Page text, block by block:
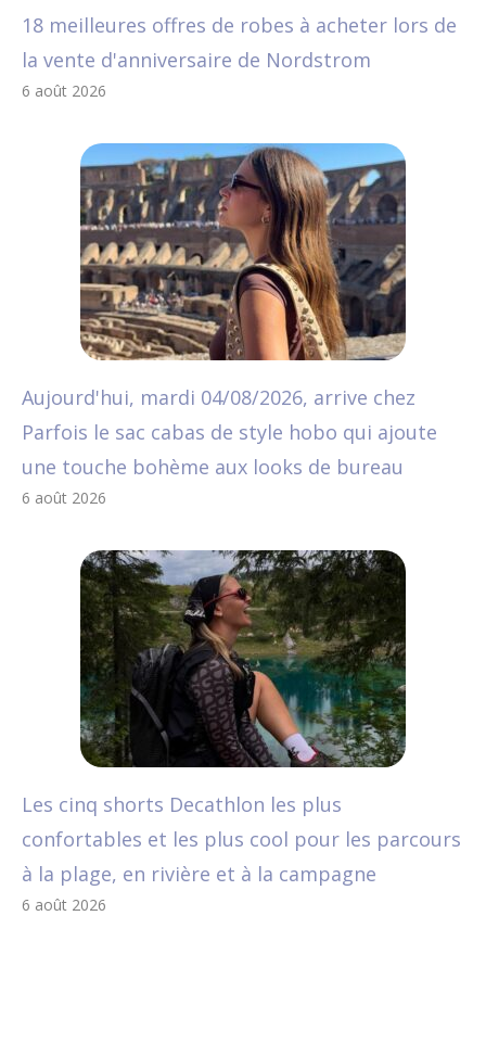
18 meilleures offres de robes à acheter lors de
la vente d'anniversaire de Nordstrom
6 août 2026
Aujourd'hui, mardi 04/08/2026, arrive chez
Parfois le sac cabas de style hobo qui ajoute
une touche bohème aux looks de bureau
6 août 2026
Les cinq shorts Decathlon les plus
confortables et les plus cool pour les parcours
à la plage, en rivière et à la campagne
6 août 2026